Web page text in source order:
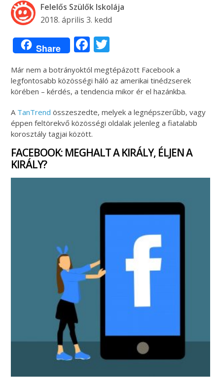
Felelős Szülők Iskolája
2018. április 3. kedd
Share Facebook
Már nem a botrányoktól megtépázott Facebook a
legfontosabb közösségi háló az amerikai tinédzserek
körében – kérdés, a tendencia mikor ér el hazánkba.
A TanTrend összeszedte, melyek a legnépszerűbb, vagy
éppen feltörekvő közösségi oldalak jelenleg a fiatalabb
korosztály tagjai között.
FACEBOOK: MEGHALT A KIRÁLY, ÉLJEN A
KIRÁLY?